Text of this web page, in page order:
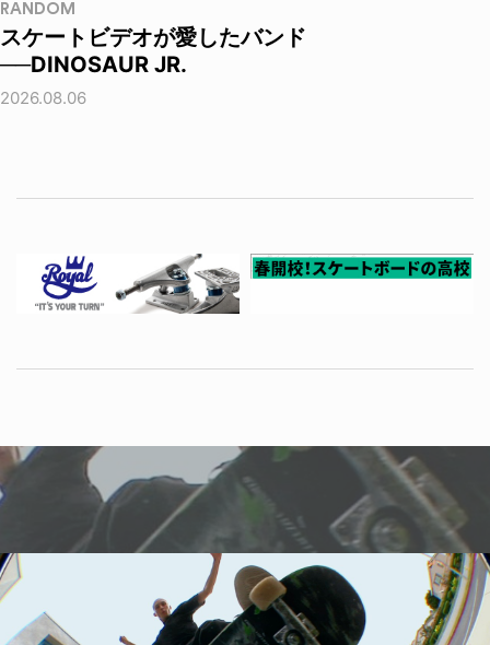
RANDOM
スケートビデオが愛したバンド
──DINOSAUR JR.
2026.08.06